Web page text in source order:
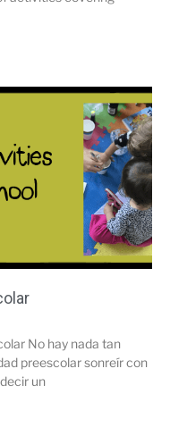
No hay nada tan
preescolar sonreír con
un